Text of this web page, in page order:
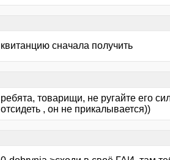
квитанцию сначала получить
ребята, товарищи, не ругайте его
отсидеть , он не прикалывается))